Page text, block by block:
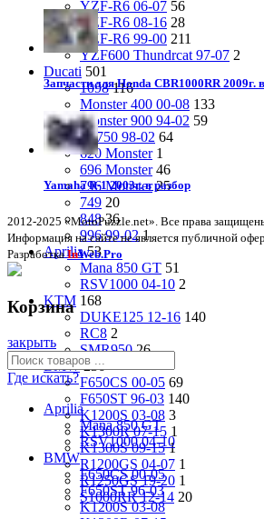
YZF-R6 06-07 56
YZF-R6 08-16 28
YZF-R6 99-00 211
YZF600 Thundrcat 97-07 2
Ducati 501
1098 116
Monster 400 00-08 133
Monster 900 94-02 59
SS750 98-02 64
620 Monster 1
696 Monster 46
796 Monster 25
749 20
848 36
996 99-02 1
Aprilia 53
Mana 850 GT 51
RSV1000 04-10 2
KTM 168
DUKE125 12-16 140
RC8 2
SMR950 26
BMW 236
F650CS 00-05 69
F650ST 96-03 140
K1200S 03-08 3
K1300R 07-15 1
K1300S 09-15 1
R1200GS 04-07 1
R1250GS 19-20 1
S1000RR 12-14 20
Запчасти для Honda CBR1000RR 2009г.
Yamaha R-1 2003г. в разбор
2012-2025 «MotoPuzzle.net». Все права
Информация на сайте не является публичной
РазработкаInWeb.Pro
Корзина
закрыть
Где искать?
Aprilia
Mana 850 GT
RSV1000 04-10
BMW
F650CS 00-05
F650ST 96-03
K1200S 03-08